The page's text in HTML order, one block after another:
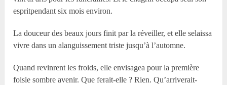
espritpendant six mois environ.
La douceur des beaux jours finit par la réveiller, et elle selaissa
vivre dans un alanguissement triste jusqu’à l’automne.
Quand revinrent les froids, elle envisagea pour la première
foisle sombre avenir. Que ferait-elle ? Rien. Qu’arriverait-